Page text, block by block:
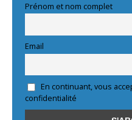
Prénom et nom complet
Email
En continuant, vous
confidentialité